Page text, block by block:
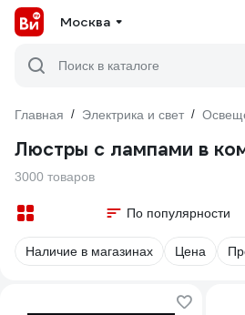
Москва
Поиск в каталоге
Главная / Электрика и свет /
Люстры с лампами в
3000 товаров
По популярности
Наличие в магазинах Цена